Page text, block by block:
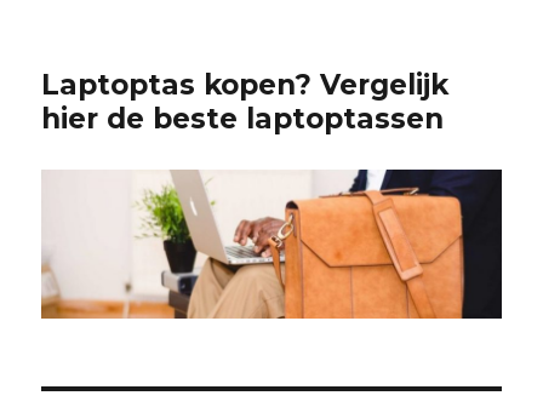
Laptoptas kopen? Vergelijk
hier de beste laptoptassen